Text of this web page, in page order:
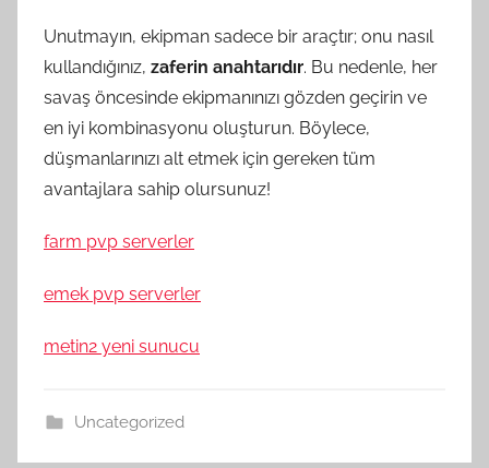
Unutmayın, ekipman sadece bir araçtır; onu nasıl
kullandığınız, zaferin anahtarıdır. Bu nedenle, her
savaş öncesinde ekipmanınızı gözden geçirin ve
en iyi kombinasyonu oluşturun. Böylece,
düşmanlarınızı alt etmek için gereken tüm
avantajlara sahip olursunuz!
farm pvp serverler
emek pvp serverler
metin2 yeni sunucu
Uncategorized